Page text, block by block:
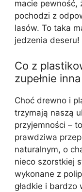
macie pewność,
pochodzi z
lasów. To taka
jedzenia deseru!
Co z
zupełnie
Choć drewno i
trzymają naszą
przyjemności –
prawdziwa
naturalnym, o
nieco szorstkiej
wykonane z
gładkie i bardzo